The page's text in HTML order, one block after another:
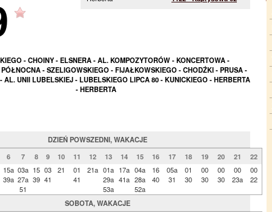
- CHOINY - ELSNERA - AL. KOMPOZYTORÓW - KONCERTOWA -
- SZELIGOWSKIEGO - FIJAŁKOWSKIEGO - CHODŹKI - PRUSA -
AL. UNII LUBELSKIEJ - LUBELSKIEGO LIPCA 80 - KUNICKIEGO - HERBERTA
- HERBERTA
DZIEŃ POWSZEDNI, WAKACJE
6 7 8 9 10 11 12 13 14 15 16 17 18 19 20 21
22
15a
39a
03a
27a
51
15
39
03
41
21
01
41
21a 01a
29a
53a
17a
41a
04a
28a
52a
16
40
05a
31
01
30
00
30
00
30
00
23a
00
22
SOBOTA, WAKACJE